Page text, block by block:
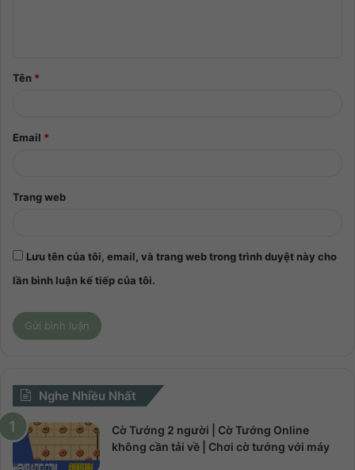
Tên *
Email *
Trang web
Lưu tên của tôi, email, và trang web trong trình duyệt này cho
lần bình luận kế tiếp của tôi.
Nghe Nhiều Nhất
Cờ Tướng 2 người | Cờ Tướng Online
không cần tải về | Chơi cờ tướng với máy